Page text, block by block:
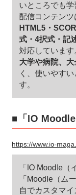
いところでも学
配信コンテンツ
HTML5・
式・4択式・記
対応しています
大学や病院、
く、使いやす
す。
■「IO
https://www.io-
「IO Moodle
「Moodle（ム
自でカスタマ